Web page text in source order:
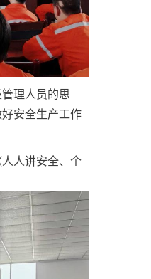
理人员的思
安全生产工作
人讲安全、个